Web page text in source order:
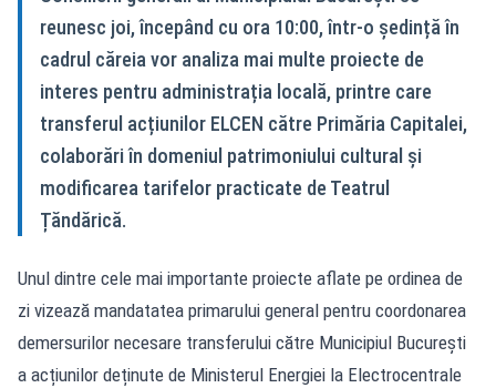
reunesc joi, începând cu ora 10:00, într-o ședință în
cadrul căreia vor analiza mai multe proiecte de
interes pentru administrația locală, printre care
transferul acțiunilor ELCEN către Primăria Capitalei,
colaborări în domeniul patrimoniului cultural și
modificarea tarifelor practicate de Teatrul
Țăndărică.
Unul dintre cele mai importante proiecte aflate pe ordinea de
zi vizează mandatatea primarului general pentru coordonarea
demersurilor necesare transferului către Municipiul București
a acțiunilor deținute de Ministerul Energiei la Electrocentrale